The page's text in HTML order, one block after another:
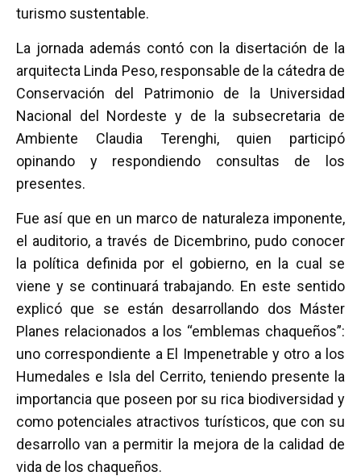
turismo sustentable.
La jornada además contó con la disertación de la
arquitecta Linda Peso, responsable de la cátedra de
Conservación del Patrimonio de la Universidad
Nacional del Nordeste y de la subsecretaria de
Ambiente Claudia Terenghi, quien participó
opinando y respondiendo consultas de los
presentes.
Fue así que en un marco de naturaleza imponente,
el auditorio, a través de Dicembrino, pudo conocer
la política definida por el gobierno, en la cual se
viene y se continuará trabajando. En este sentido
explicó que se están desarrollando dos Máster
Planes relacionados a los “emblemas chaqueños”:
uno correspondiente a El Impenetrable y otro a los
Humedales e Isla del Cerrito, teniendo presente la
importancia que poseen por su rica biodiversidad y
como potenciales atractivos turísticos, que con su
desarrollo van a permitir la mejora de la calidad de
vida de los chaqueños.